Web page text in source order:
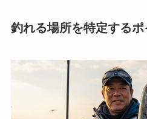
釣れる場所を特定する